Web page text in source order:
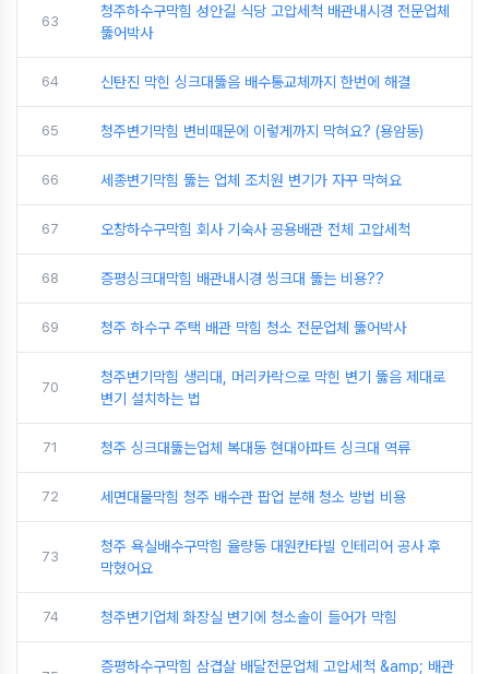
63
청주하수구막힘 성안길 식당 고압세척 배관내시경 전문업체
뚫어박사
64 신탄진 막힌 싱크대뚫음 배수통교체까지 한번에 해결
65 청주변기막힘 변비때문에 이렇게까지 막혀요? (용암동)
66 세종변기막힘 뚫는 업체 조치원 변기가 자꾸 막혀요
67 오창하수구막힘 회사 기숙사 공용배관 전체 고압세척
68 증평싱크대막힘 배관내시경 씽크대 뚫는 비용??
69 청주 하수구 주택 배관 막힘 청소 전문업체 뚫어박사
70
청주변기막힘 생리대, 머리카락으로 막힌 변기 뚫음 제대로
변기 설치하는 법
71 청주 싱크대뚫는업체 복대동 현대아파트 싱크대 역류
72 세면대물막힘 청주 배수관 팝업 분해 청소 방법 비용
73
청주 욕실배수구막힘 율량동 대원칸타빌 인테리어 공사 후
막혔어요
74 청주변기업체 화장실 변기에 청소솔이 들어가 막힘
증평하수구막힘 삼겹살 배달전문업체 고압세척 &amp; 배관